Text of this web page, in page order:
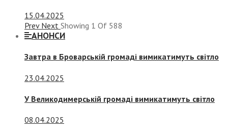
15.04.2025
Prev Next Showing 1 Of 588
АНОНСИ
Завтра в Броварській громаді вимикатимуть світло
23.04.2025
У Великодимерській громаді вимикатимуть світло
08.04.2025